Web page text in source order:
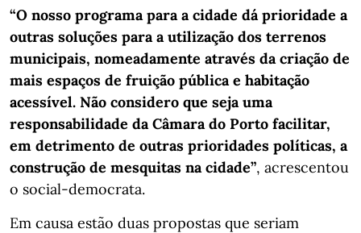
“O nosso programa para a cidade dá prioridade a
outras soluções para a utilização dos terrenos
municipais, nomeadamente através da criação de
mais espaços de fruição pública e habitação
acessível. Não considero que seja uma
responsabilidade da Câmara do Porto facilitar,
em detrimento de outras prioridades políticas, a
construção de mesquitas na cidade”, acrescentou
o social-democrata.
Em causa estão duas propostas que seriam